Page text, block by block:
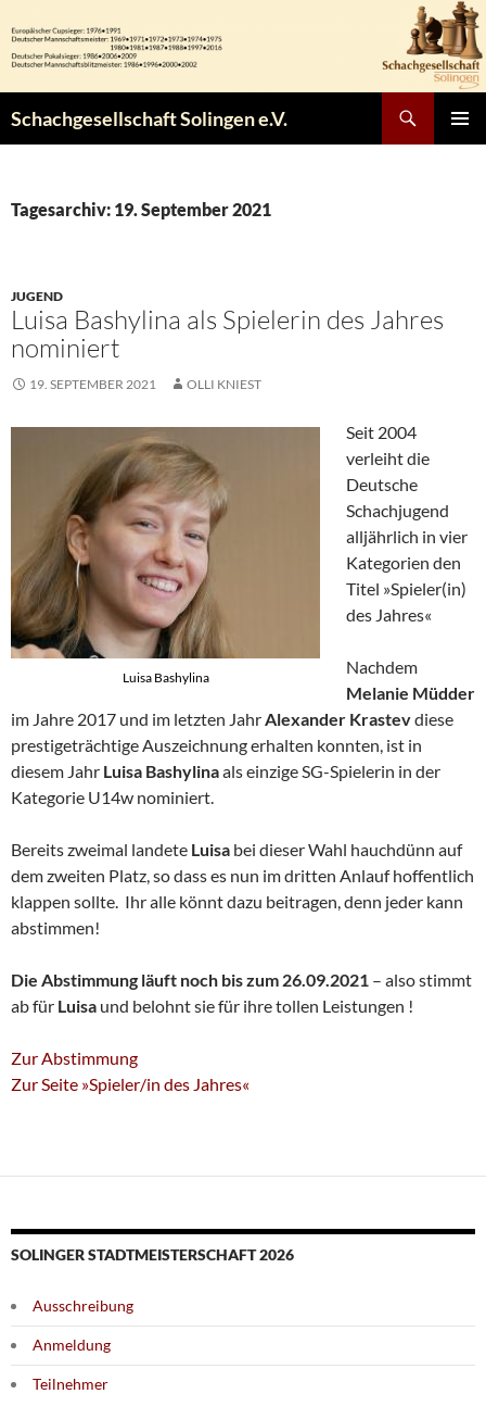
Inhalt
springen
Schachgesellschaft Solingen e.V.
Tagesarchiv: 19. September 2021
JUGEND
Luisa Bashylina als Spielerin des Jahres
nominiert
19. SEPTEMBER 2021 OLLI KNIEST
Luisa Bashylina
Seit 2004
verleiht die
Deutsche
Schachjugend
alljährlich in vier
Kategorien den
Titel »Spieler(in)
des Jahres«
Nachdem
Melanie Müdder
im Jahre 2017 und im letzten JahrAlexander Krastevdiese
prestigeträchtige Auszeichnung erhalten konnten, ist in
diesem Jahr Luisa Bashylinaals einzige SG-Spielerin in der
Kategorie U14w nominiert.
Bereits zweimal landete Luisa bei dieser Wahl hauchdünn auf
dem zweiten Platz, so dass es nun im dritten Anlauf hoffentlich
klappen sollte. Ihr alle könnt dazu beitragen, denn jeder kann
abstimmen!
Die Abstimmung läuft noch bis zum 26.09.2021 – also stimmt
ab für Luisa und belohnt sie für ihre tollen Leistungen !
Zur Abstimmung
Zur Seite »Spieler/in des Jahres«
SOLINGER STADTMEISTERSCHAFT 2026
Ausschreibung
Anmeldung
Teilnehmer